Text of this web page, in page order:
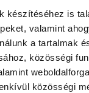
készítéséhez is
valamint
a tartalmak
közösségi
közösségi